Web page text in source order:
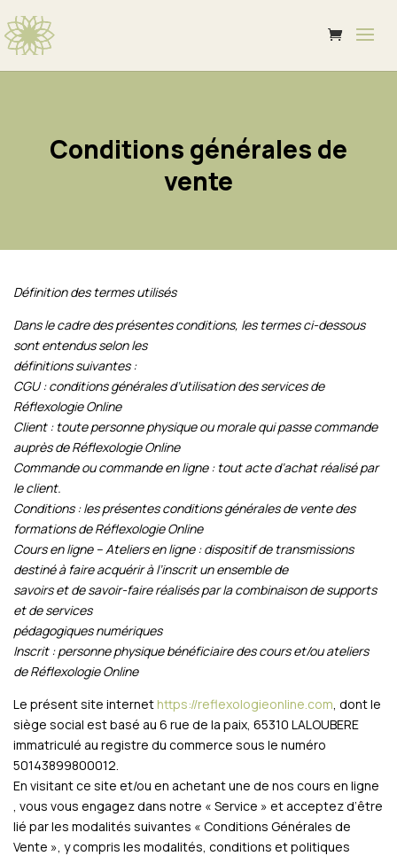
Conditions générales de
vente
Définition des termes utilisés
Dans le cadre des présentes conditions, les termes ci-dessous
sont entendus selon les
définitions suivantes :
CGU : conditions générales d’utilisation des services de
Réflexologie Online
Client : toute personne physique ou morale qui passe commande
auprès de Réflexologie Online
Commande ou commande en ligne : tout acte d’achat réalisé par
le client.
Conditions : les présentes conditions générales de vente des
formations de Réflexologie Online
Cours en ligne – Ateliers en ligne : dispositif de transmissions
destiné à faire acquérir à l’inscrit un ensemble de
savoirs et de savoir-faire réalisés par la combinaison de supports
et de services
pédagogiques numériques
Inscrit : personne physique bénéficiaire des cours et/ou ateliers
de Réflexologie Online
Le présent site internet https://reflexologieonline.com, dont le
siège social est basé au 6 rue de la paix, 65310 LALOUBERE
immatriculé au registre du commerce sous le numéro
50143899800012.
En visitant ce site et/ou en achetant une de nos cours en ligne
, vous vous engagez dans notre « Service » et acceptez d’être
lié par les modalités suivantes « Conditions Générales de
Vente », y compris les modalités, conditions et politiques